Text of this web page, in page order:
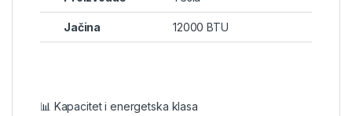
Jačina 12000 BTU
📊 Kapacitet i energetska klasa